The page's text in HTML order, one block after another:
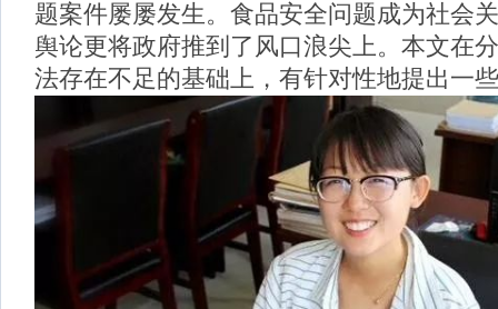
题案件屡屡发生。食品安全问题成为社会
舆论更将政府推到了风口浪尖上。本文在
法存在不足的基础上，有针对性地提出一